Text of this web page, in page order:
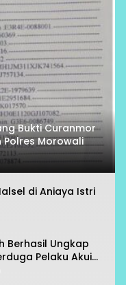
Bukti Curanmor
Morowali
di Aniaya Istri
Berhasil Ungkap
Pelaku Akui